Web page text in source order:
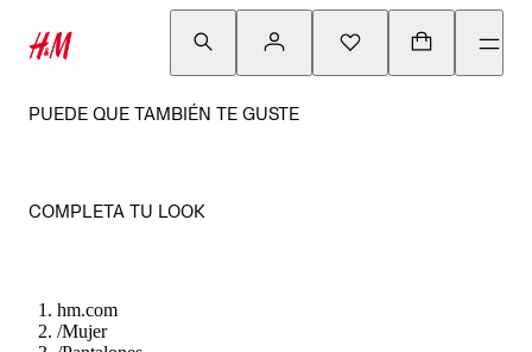
PUEDE QUE TAMBIÉN TE GUSTE
COMPLETA TU LOOK
hm.com
/Mujer